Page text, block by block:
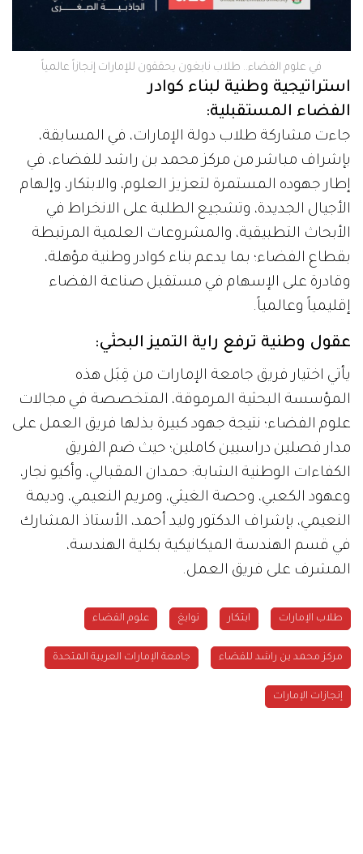
في علوم الفضاء.. طلاب نابغون يحققون للإمارات إنجازاً عالمياً
استراتيجية وطنية لبناء كوادر
الفضاء المستقبلية:
جاءت مشاركة طلاب دولة الإمارات، في المسابقة،
بإشراف مباشر من مركز محمد بن راشد للفضاء، في
إطار جهوده المستمرة لتعزيز العلوم، والابتكار، وإلهام
الأجيال الجديدة، وتشجيع الطلبة على الانخراط في
الأبحاث التطبيقية، والمشروعات العلمية المرتبطة
بقطاع الفضاء؛ بما يدعم بناء كوادر وطنية مؤهلة،
وقادرة على الإسهام في مستقبل صناعة الفضاء
إقليمياً وعالمياً.
عقول وطنية ترفع راية التميز البحثي:
يأتي اختيار فريق جامعة الإمارات من قِبَل هذه
المؤسسة البحثية المرموقة، المتخصصة في مجالات
علوم الفضاء؛ نتيجة جهود كبيرة بذلها فريق العمل على
مدار فصلين دراسيين كاملين؛ حيث ضم الفريق
الكفاءات الوطنية الشابة: حمدان المقبالي، وأكيو نجار،
وعهود الكعبي، وحصة الغيثي، ومريم النعيمي، وديمة
النعيمي، بإشراف الدكتور وليد أحمد، الأستاذ المشارك
في قسم الهندسة الميكانيكية بكلية الهندسة،
المشرف على فريق العمل.
طلاب الإمارات ابتكار نوابغ علوم الفضاء
مركز محمد بن راشد للفضاء جامعة الإمارات العربية المتحدة
إنجازات الإمارات